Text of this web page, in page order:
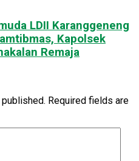
LDII Karanggeneng
Kapolsek
Remaja
Required fields are